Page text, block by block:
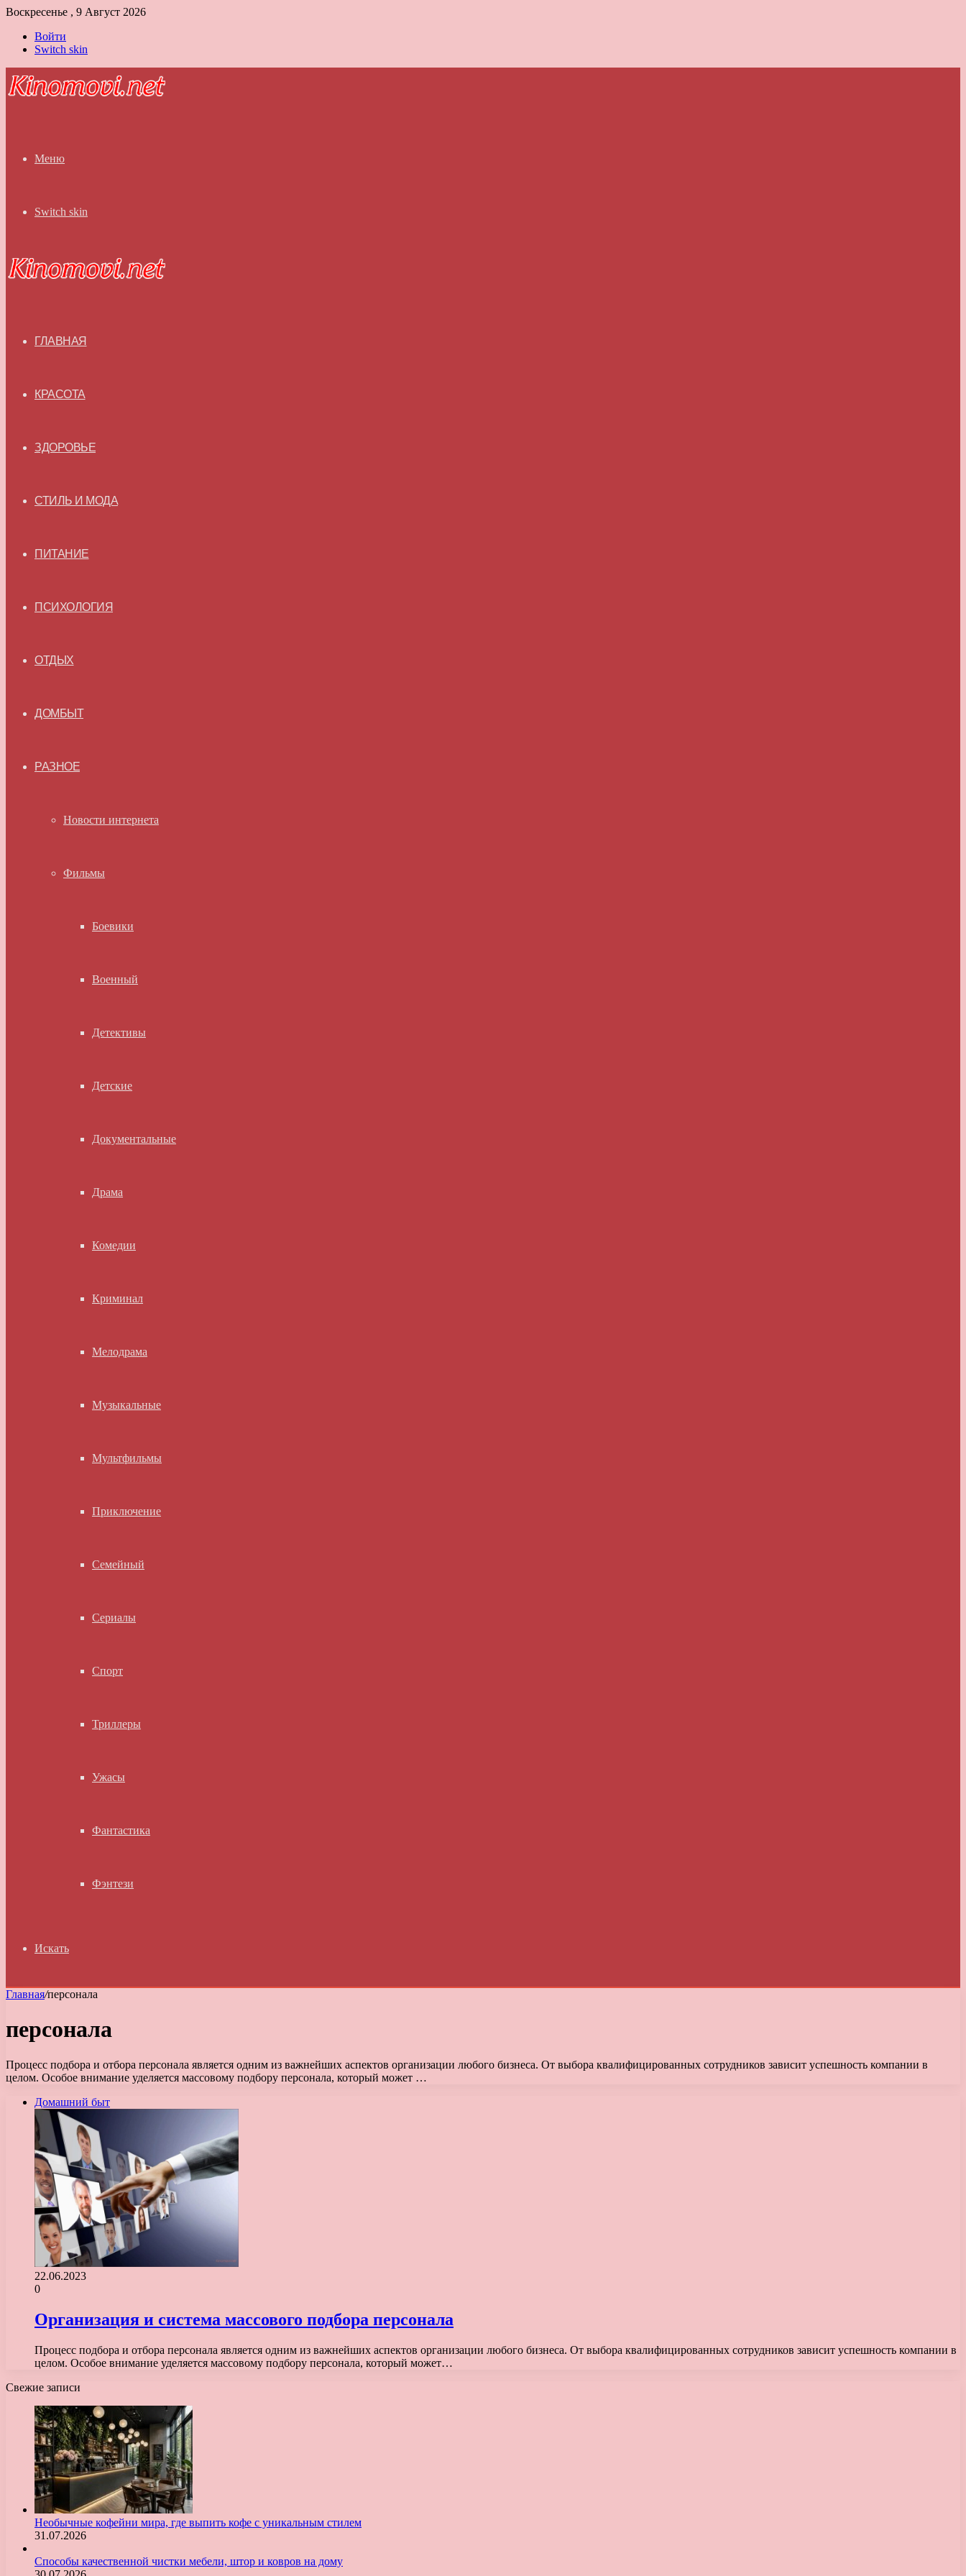
Воскресенье , 9 Август 2026
Войти
Switch skin
Меню
Switch skin
ГЛАВНАЯ
КРАСОТА
ЗДОРОВЬЕ
СТИЛЬ И МОДА
ПИТАНИЕ
ПСИХОЛОГИЯ
ОТДЫХ
ДОМБЫТ
РАЗНОЕ
Новости интернета
Фильмы
Боевики
Военный
Детективы
Детские
Документальные
Драма
Комедии
Криминал
Мелодрама
Музыкальные
Мультфильмы
Приключение
Семейный
Сериалы
Спорт
Триллеры
Ужасы
Фантастика
Фэнтези
Искать
Главная/персонала
персонала
Процесс подбора и отбора персонала является одним из важнейших аспектов организации любого бизнеса. От выбора квалифицированных сотрудников зависит успешность компании в
целом. Особое внимание уделяется массовому подбору персонала, который может …
Домашний быт
22.06.2023
0
Организация и система массового подбора персонала
Процесс подбора и отбора персонала является одним из важнейших аспектов организации любого бизнеса. От выбора квалифицированных сотрудников зависит успешность компании в
целом. Особое внимание уделяется массовому подбору персонала, который может…
Свежие записи
Необычные кофейни мира, где выпить кофе с уникальным стилем
31.07.2026
Способы качественной чистки мебели, штор и ковров на дому